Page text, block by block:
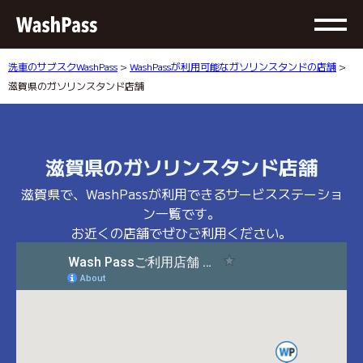
洗車のサブスクWashPass > WashPassが利用可能なガソリンスタンドの店舗 >
滋賀県のガソリンスタンド店舗
滋賀県のガソリンスタンド店舗
滋賀県で、WashPassが利用できるサービスステーショ
ン一覧です。
お近くの店舗でぜひご利用ください。